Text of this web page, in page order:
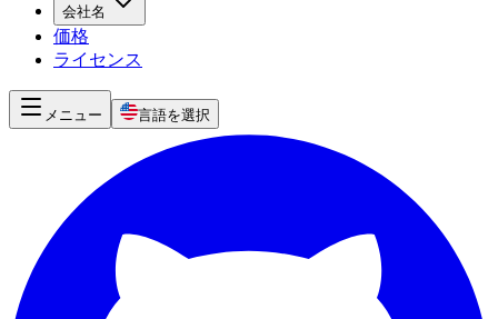
会社名
価格
ライセンス
メニュー 言語を選択